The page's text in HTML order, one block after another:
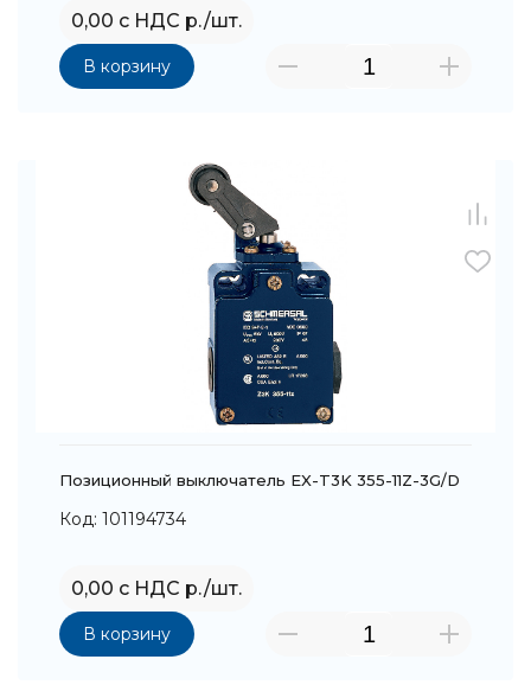
0,00 с НДС р./шт.
В корзину
Позиционный выключатель EX-T3K 355-11Z-3G/D
Код: 101194734
0,00 с НДС р./шт.
В корзину